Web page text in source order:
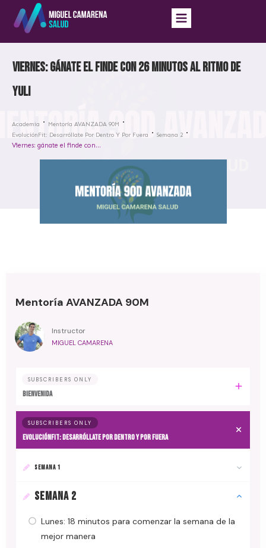
Viernes: gánate el finde con 26 minutos al ritmo de
Yuli
Academia
Mentoría AVANZADA 90M
EvoluciónFit: Desarróllate Por Dentro Y Por Fuera
Semana 2
Viernes: gánate el finde con 26 minutos al ritmo de Yuli
Mentoría AVANZADA 90M
Instructor
MIGUEL CAMARENA
SUBSCRIBERS ONLY
BIENVENIDA
SUBSCRIBERS ONLY
EvoluciónFit: desarróllate por dentro y por fuera
SEMANA 1
SEMANA 2
Lunes: 18 minutos para comenzar la semana de la
mejor manera